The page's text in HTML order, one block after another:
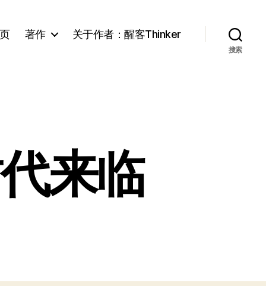
著作 关于作者：醒客Thinker
搜索
来临